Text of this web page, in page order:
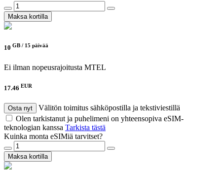
Maksa kortilla
10 GB / 15 päivää
Ei ilman nopeusrajoitusta MTEL
17.46 EUR
Osta nyt
Välitön toimitus sähköpostilla ja tekstiviestillä
Olen tarkistanut ja puhelimeni on yhteensopiva eSIM-
teknologian kanssa Tarkista tästä
Kuinka monta eSIMiä tarvitset?
Maksa kortilla